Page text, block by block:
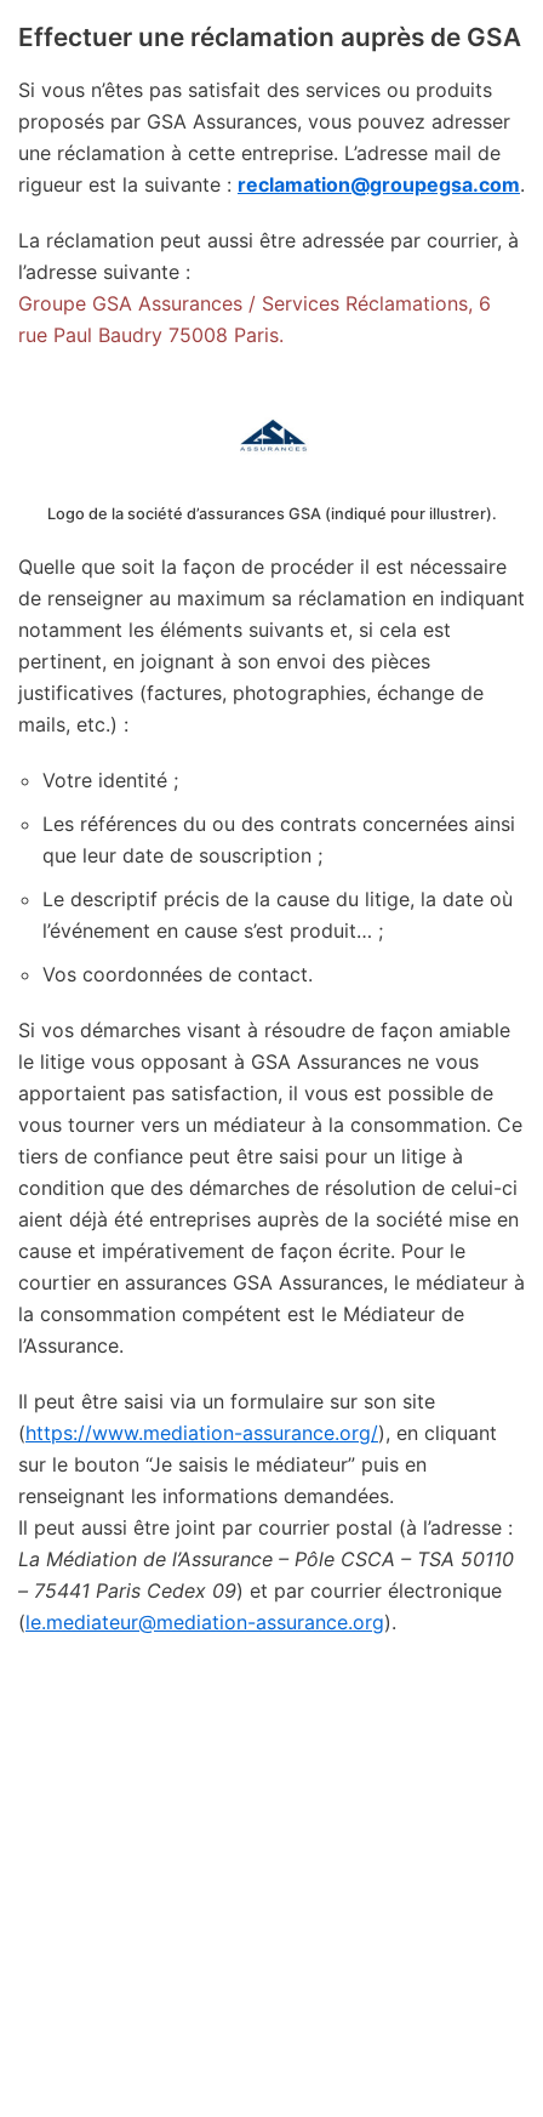
Effectuer une réclamation auprès de GSA
Si vous n’êtes pas satisfait des services ou produits
proposés par GSA Assurances, vous pouvez adresser
une réclamation à cette entreprise. L’adresse mail de
rigueur est la suivante : reclamation@groupegsa.com.
La réclamation peut aussi être adressée par courrier, à
l’adresse suivante :
Groupe GSA Assurances / Services Réclamations, 6
rue Paul Baudry 75008 Paris.
Logo de la société d’assurances GSA (indiqué pour illustrer).
Quelle que soit la façon de procéder il est nécessaire
de renseigner au maximum sa réclamation en indiquant
notamment les éléments suivants et, si cela est
pertinent, en joignant à son envoi des pièces
justificatives (factures, photographies, échange de
mails, etc.) :
Votre identité ;
Les références du ou des contrats concernées ainsi
que leur date de souscription ;
Le descriptif précis de la cause du litige, la date où
l’événement en cause s’est produit… ;
Vos coordonnées de contact.
Si vos démarches visant à résoudre de façon amiable
le litige vous opposant à GSA Assurances ne vous
apportaient pas satisfaction, il vous est possible de
vous tourner vers un médiateur à la consommation. Ce
tiers de confiance peut être saisi pour un litige à
condition que des démarches de résolution de celui-ci
aient déjà été entreprises auprès de la société mise en
cause et impérativement de façon écrite. Pour le
courtier en assurances GSA Assurances, le médiateur à
la consommation compétent est le Médiateur de
l’Assurance.
Il peut être saisi via un formulaire sur son site
(https://www.mediation-assurance.org/), en cliquant
sur le bouton “Je saisis le médiateur” puis en
renseignant les informations demandées.
Il peut aussi être joint par courrier postal (à l’adresse :
La Médiation de l’Assurance – Pôle CSCA – TSA 50110
– 75441 Paris Cedex 09) et par courrier électronique
(le.mediateur@mediation-assurance.org).